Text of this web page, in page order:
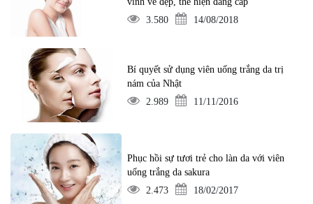
3.580
14/08/2018
Bí quyết sử dụng viên uống trắng da trị
nám của Nhật
2.989
11/11/2016
Phục hồi sự tươi trẻ cho làn da với viên
uống trắng da sakura
2.473
18/02/2017